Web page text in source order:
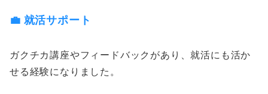
💼 就活サポート
ガクチカ講座やフィードバックがあり、就活にも活か
せる経験になりました。